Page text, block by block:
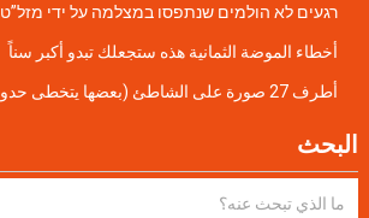
רגעים לא הולמים שנתפסו במצלמה על ידי מזל”ט
أخطاء الموضة الثمانية هذه ستجعلك تبدو أكبر سناً
أطرف 27 صورة على الشاطئ (بعضها يتخطى حدود المعقول …)
البحث